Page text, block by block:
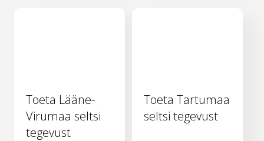
Toeta Lääne-
Virumaa seltsi
tegevust
Toeta Tartumaa
seltsi tegevust